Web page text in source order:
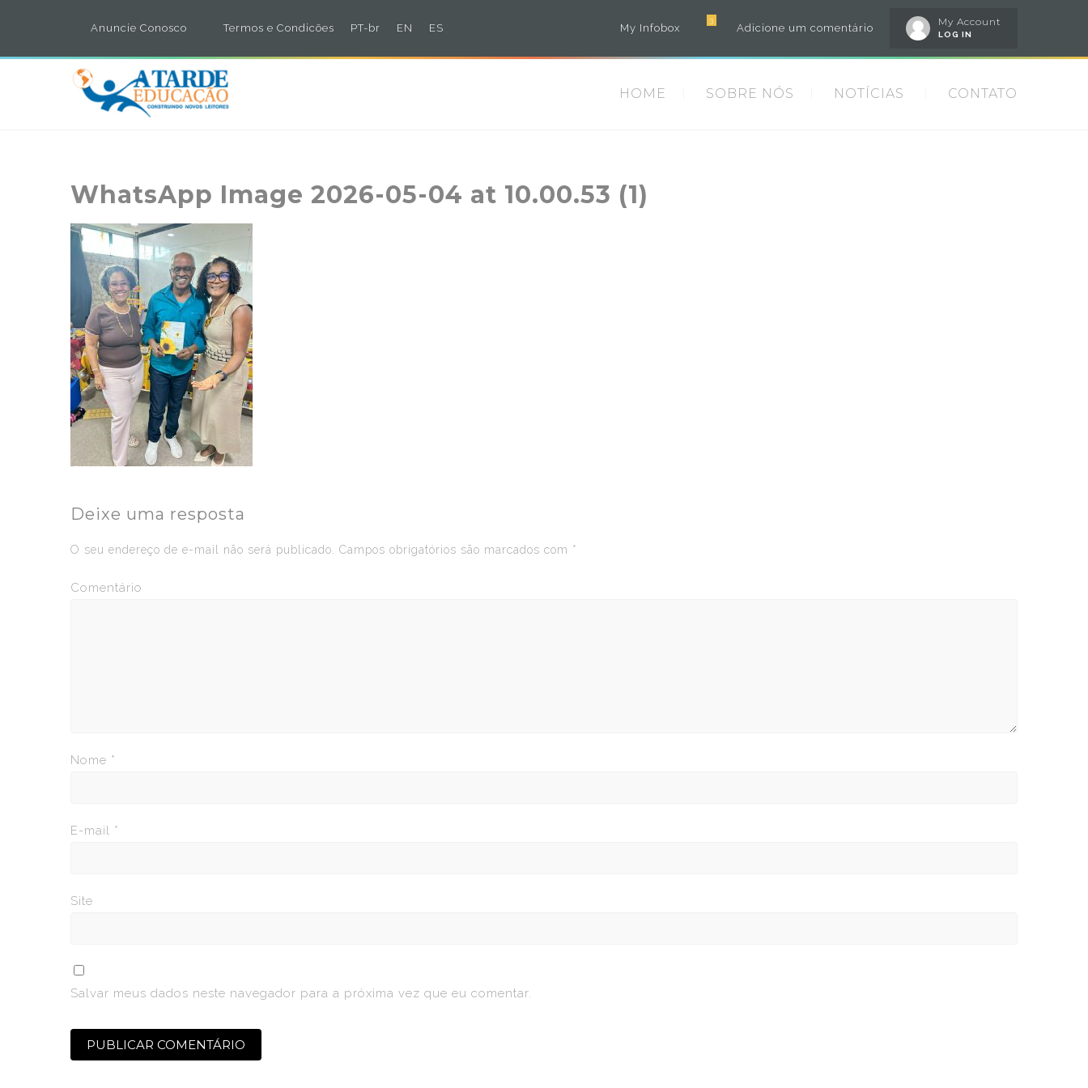
Anuncie Conosco Termos e Condicões PT-br EN ES
My Account
LOG IN
Adicione um comentário
3
My Infobox
HOME SOBRE NÓS NOTÍCIAS CONTATO
WhatsApp Image 2026-05-04 at 10.00.53 (1)
Deixe uma resposta
O seu endereço de e-mail não será publicado. Campos obrigatórios são marcados com *
Comentário
Nome *
E-mail *
Site
Salvar meus dados neste navegador para a próxima vez que eu comentar.